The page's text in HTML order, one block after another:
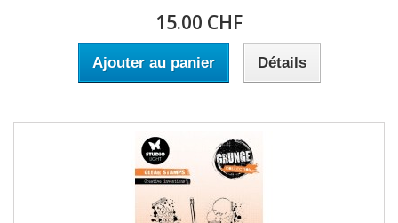
15.00 CHF
Ajouter au panier Détails